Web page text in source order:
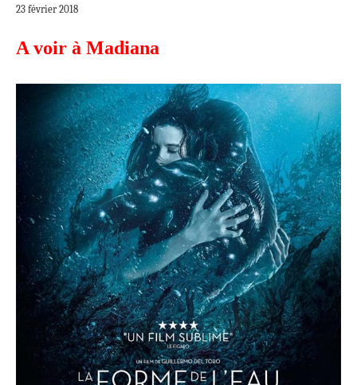
23 février 2018
A voir à Madiana